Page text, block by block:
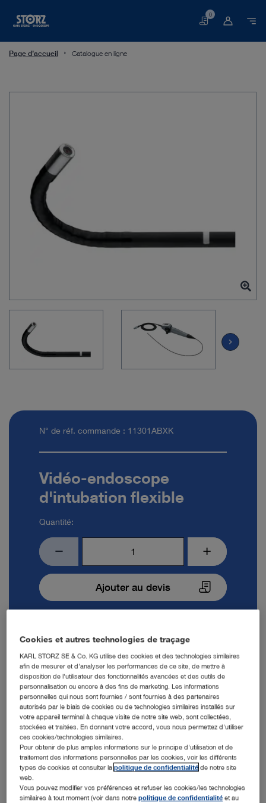
Panier
0
Page d’accueil Catalogue en ligne
chevron_right
N° de réf. commande : 11301ABXK
Vidéo-endoscope
d'intubation flexible
Quantité:
Ajouter au devis
Equipement fourni
10310 Intubateur bronchoscope, T2, stérile (1)
10309 Intubateur p. bronchoscope, T4, stérile (1)
13242XL Testeur d’étanchéité (1)
11025E Capuchon d'équilibre de pression (1)
11301ABX Vidéo-endoscope intub. flex. 3,0x51,5 (1)
Cookies et autres technologies de traçage
KARL STORZ SE & Co. KG utilise des cookies et des technologies similaires
afin de mesurer et d'analyser les performances de ce site, de mettre à
disposition de l'utilisateur des fonctionnalités avancées et des outils de
personnalisation ou encore à des fins de marketing. Les informations
personnelles qui nous sont fournies / sont fournies à des partenaires
autorisés par le biais de cookies ou de technologies similaires installés sur
votre appareil terminal à chaque visite de notre site web, sont collectées,
stockées et traitées. En donnant votre accord, vous nous permettez d'utiliser
ces cookies/technologies similaires.
Pour obtenir de plus amples informations sur le principe d'utilisation et de
traitement des informations personnelles par les cookies, voir les différents
types de cookies et consulter lapolitique de confidentialité de notre site
web.
Vous pouvez modifier vos préférences et refuser les cookies/les technologies
similaires à tout moment (voir dans notrepolitique de confidentialité et au